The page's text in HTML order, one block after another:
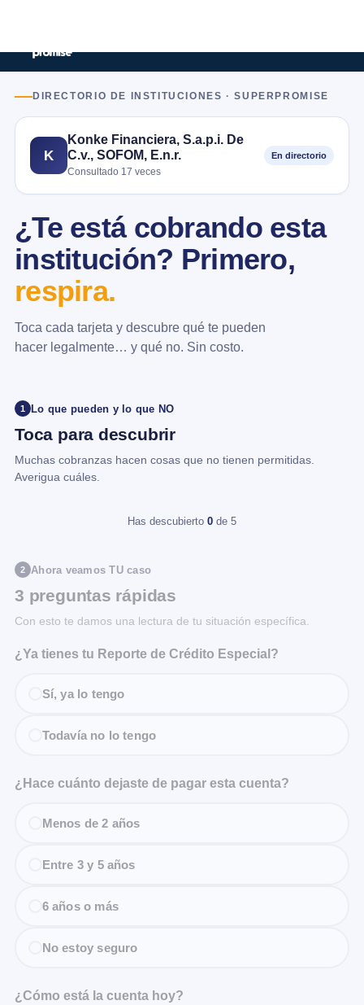
DIRECTORIO DE INSTITUCIONES · SUPERPROMISE
K
Konke Financiera, S.a.p.i. De
C.v., SOFOM, E.n.r.
Consultado 17 veces
En directorio
¿Te está cobrando esta
institución? Primero,
respira.
Toca cada tarjeta y descubre qué te pueden
hacer legalmente… y qué no. Sin costo.
1 Lo que pueden y lo que NO
Toca para descubrir
Muchas cobranzas hacen cosas que no tienen permitidas.
Averigua cuáles.
Has descubierto 0 de 5
2 Ahora veamos TU caso
3 preguntas rápidas
Con esto te damos una lectura de tu situación específica.
¿Ya tienes tu Reporte de Crédito Especial?
Sí, ya lo tengo
Todavía no lo tengo
¿Hace cuánto dejaste de pagar esta cuenta?
Menos de 2 años
Entre 3 y 5 años
6 años o más
No estoy seguro
¿Cómo está la cuenta hoy?